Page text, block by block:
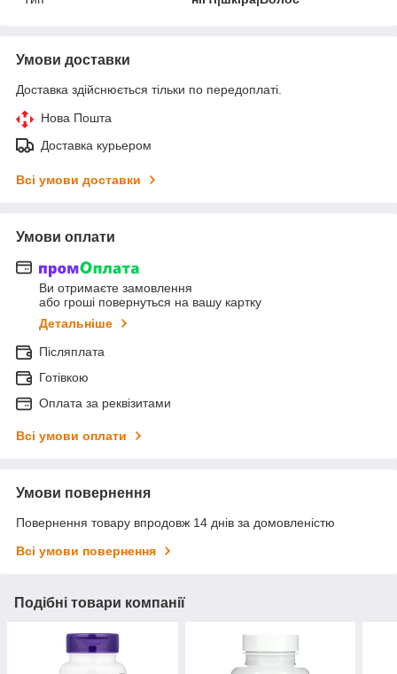
Умови доставки
Доставка здійснюється тільки по передоплаті.
Нова Пошта
Доставка курьером
Всі умови доставки
Умови оплати
Ви отримаєте замовлення
або гроші повернуться на вашу картку
Детальніше
Післяплата
Готівкою
Оплата за реквізитами
Всі умови оплати
Умови повернення
Повернення товару впродовж 14 днів за домовленістю
Всі умови повернення
Подібні товари компанії